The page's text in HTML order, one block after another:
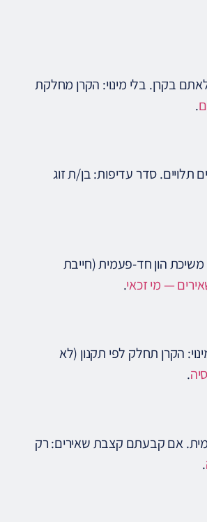
בקרן. בלי מינוי: הקרן מחלקת
.
בן/ת זוג (נשוי/ידוע בציבור), ילדים מתחת לגיל 21, הורים תלויים. סדר עדיפות: בן/ת זוג
(1) קצבת שאירים חודשית לבן/ת הזוג (ולילדים עד גיל 21). (2) משיכת הון חד-פעמית (חייבת
— מי זכאי.
הקרן תחלק לפי תקנון (לא
.
אם קבעתם קצבת שאירים: רק
.